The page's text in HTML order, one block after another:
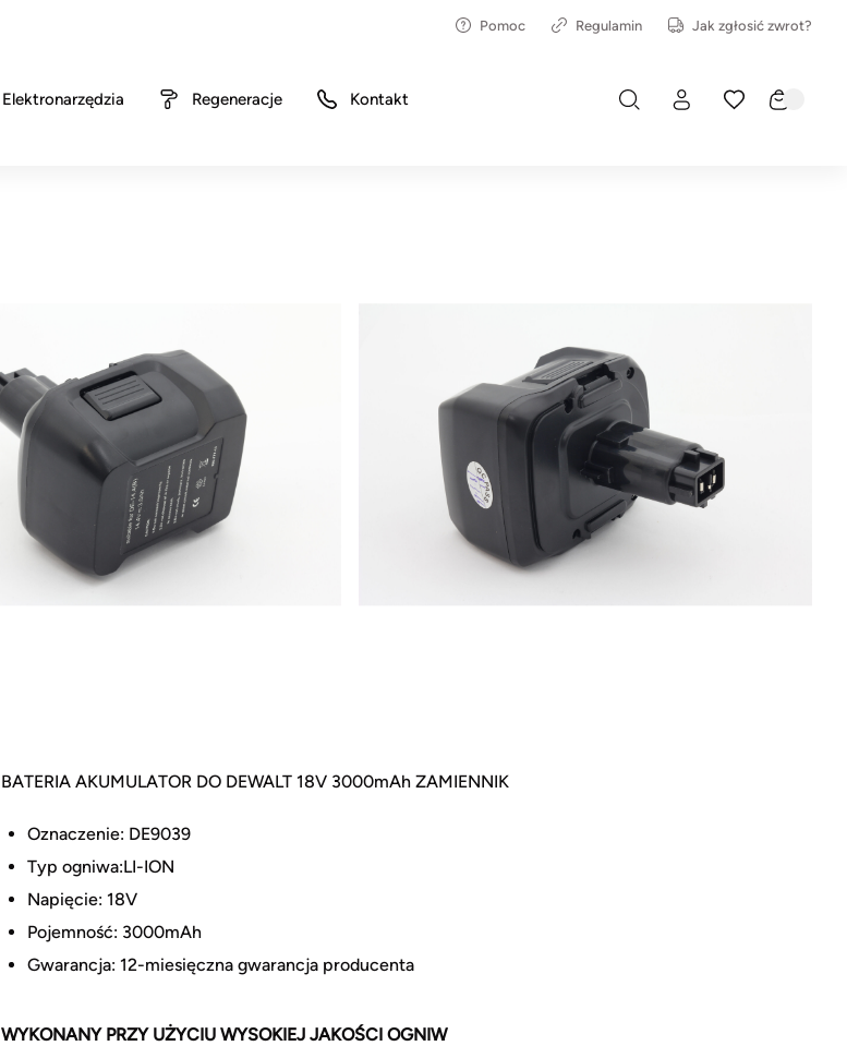
Pomoc Regulamin Jak zgłosić zwrot?
Elektronarzędzia Regeneracje Kontakt
BATERIA AKUMULATOR DO DEWALT 18V 3000mAh ZAMIENNIK
Oznaczenie: DE9039
Typ ogniwa:LI-ION
Napięcie: 18V
Pojemność: 3000mAh
Gwarancja: 12-miesięczna gwarancja producenta
WYKONANY PRZY UŻYCIU WYSOKIEJ JAKOŚCI OGNIW